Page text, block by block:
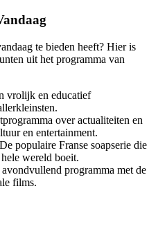
te bieden heeft? Hier is
uit het programma van
vrolijk en educatief
over actualiteiten en
en entertainment.
populaire Franse soapserie die
wereld boeit.
programma met de
films.